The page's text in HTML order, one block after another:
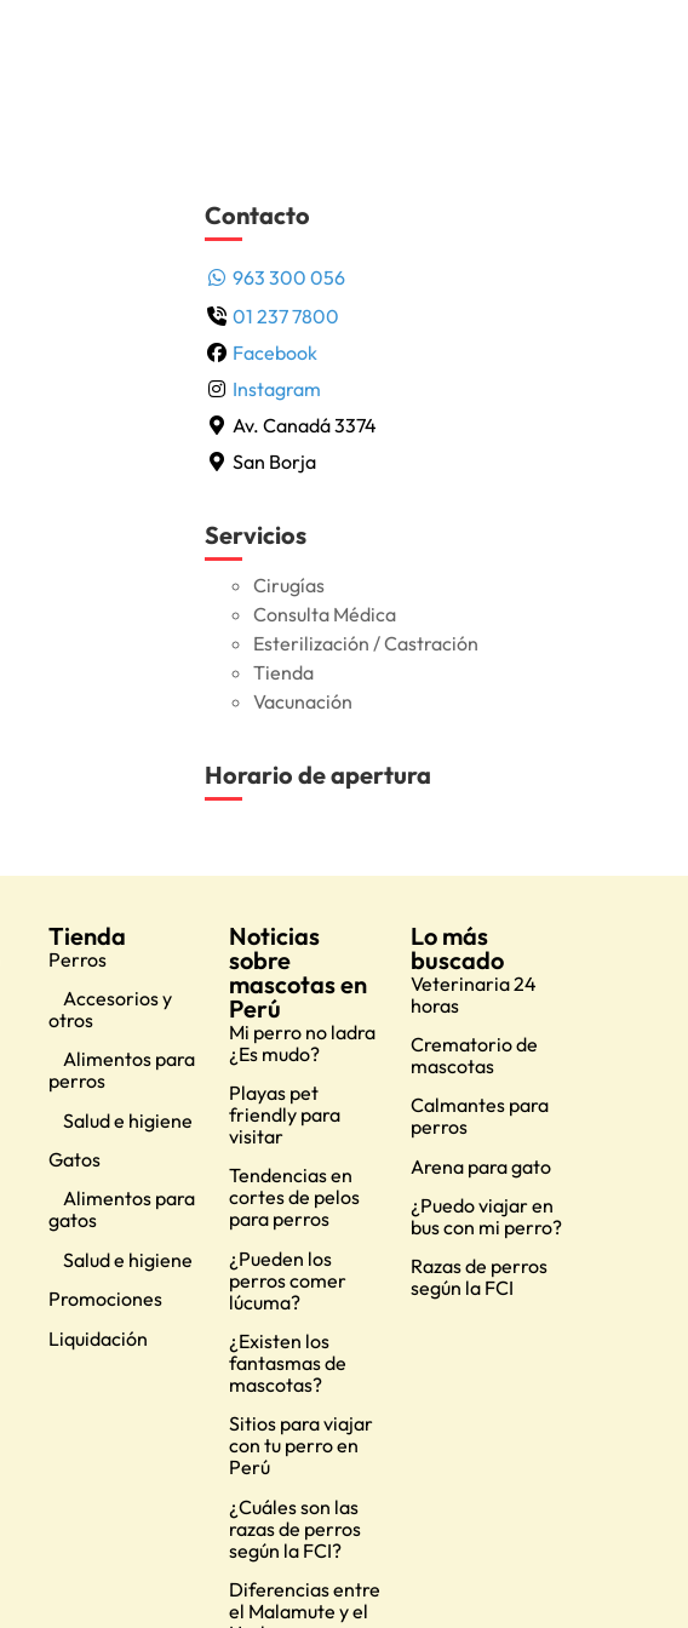
Contacto
963 300 056
01 237 7800
Facebook
Instagram
Av. Canadá 3374
San Borja
Servicios
Cirugías
Consulta Médica
Esterilización / Castración
Tienda
Vacunación
Horario de apertura
Tienda
Perros
Accesorios y
otros
Alimentos para
perros
Salud e higiene
Gatos
Alimentos para
gatos
Salud e higiene
Promociones
Liquidación
Noticias
sobre
mascotas en
Perú
Mi perro no ladra
¿Es mudo?
Playas pet
friendly para
visitar
Tendencias en
cortes de pelos
para perros
¿Pueden los
perros comer
lúcuma?
¿Existen los
fantasmas de
mascotas?
Sitios para viajar
con tu perro en
Perú
¿Cuáles son las
razas de perros
según la FCI?
Diferencias entre
el Malamute y el
Lo más
buscado
Veterinaria 24
horas
Crematorio de
mascotas
Calmantes para
perros
Arena para gato
¿Puedo viajar en
bus con mi perro?
Razas de perros
según la FCI